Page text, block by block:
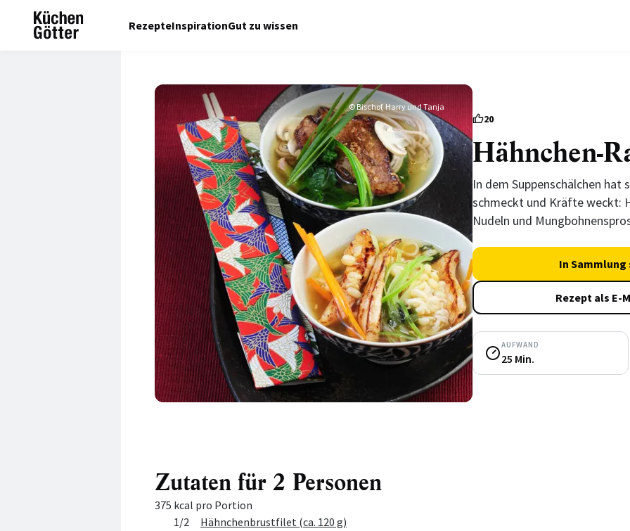
RezepteInspirationGut zu wissen
© Bischof, Harry und Tanja
20
Hähnchen-
In dem Suppenschälchen
schmeckt und Kräfte weckt:
Nudeln und
In Sammlung
Rezept als E-
AUFWAND
25 Min.
Zutaten für 2 Personen
375 kcal pro Portion
MengeZutat
1/2
Hähnchenbrustfilet (ca. 120 g)